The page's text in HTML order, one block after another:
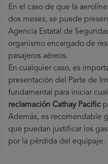
En el caso de que la
dos meses, se puede
Agencia Estatal de
organismo encargado de
pasajeros aéreos.
En cualquier caso, es
presentación del Parte de
fundamental para iniciar
reclamación Cathay Pacific
Además, es recomendable
que puedan justificar los
por la pérdida del equipaje.